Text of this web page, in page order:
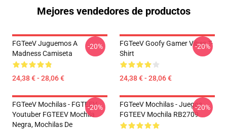
Mejores vendedores de productos
FGTeeV Juguemos A
Madness Camiseta
24,38 € - 28,06 €
-20%
FGTeeV Goofy Gamer Vibes T-
Shirt
24,38 € - 28,06 €
-20%
FGTeeV Mochilas - FGTEEV.
Youtuber FGTEEV Mochila
Negra, Mochilas De
-20%
FGTeeV Mochilas - Juegos
FGTEEV Mochila RB2709
-20%